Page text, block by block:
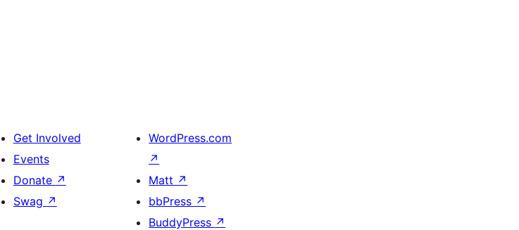
Get Involved
Events
Donate ↗
Swag ↗
WordPress.com
↗
Matt ↗
bbPress ↗
BuddyPress ↗